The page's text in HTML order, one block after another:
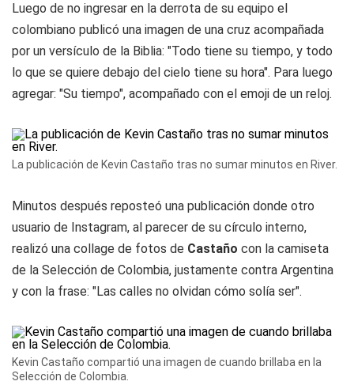
Luego de no ingresar en la derrota de su equipo el
colombiano publicó una imagen de una cruz acompañada
por un versículo de la Biblia: "Todo tiene su tiempo, y todo
lo que se quiere debajo del cielo tiene su hora". Para luego
agregar: "Su tiempo", acompañado con el emoji de un reloj.
La publicación de Kevin Castaño tras no sumar minutos en River.
Minutos después reposteó una publicación donde otro
usuario de Instagram, al parecer de su círculo interno,
realizó una collage de fotos de Castaño con la camiseta
de la Selección de Colombia, justamente contra Argentina
y con la frase: "Las calles no olvidan cómo solía ser".
Kevin Castaño compartió una imagen de cuando brillaba en la
Selección de Colombia.